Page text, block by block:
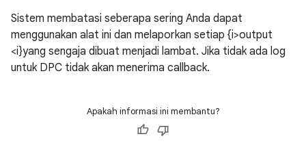
Sistem membatasi seberapa sering Anda dapat
menggunakan alat ini dan melaporkan setiap {i>output
<i}yang sengaja dibuat menjadi lambat. Jika tidak ada log
untuk DPC tidak akan menerima callback.
Apakah informasi ini membantu?